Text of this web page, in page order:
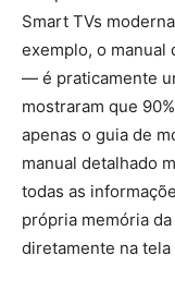
Smart TVs
exemplo, o manual
— é praticamente
mostraram que
apenas o guia de
manual detalhado
todas as
própria memória
diretamente na